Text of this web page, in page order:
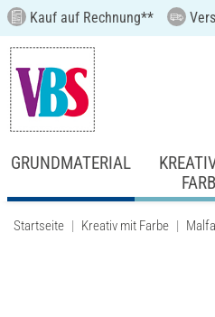
Kauf auf Rechnung**
GRUNDMATERIAL
Startseite Kreativ mit Farbe